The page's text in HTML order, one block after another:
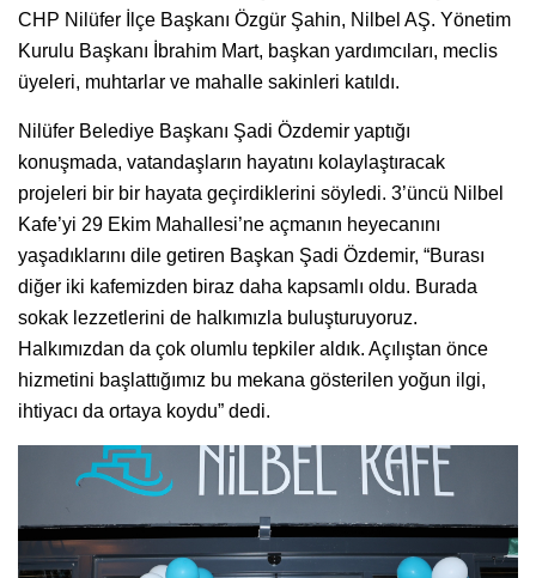
CHP Nilüfer İlçe Başkanı Özgür Şahin, Nilbel AŞ. Yönetim
Kurulu Başkanı İbrahim Mart, başkan yardımcıları, meclis
üyeleri, muhtarlar ve mahalle sakinleri katıldı.
Nilüfer Belediye Başkanı Şadi Özdemir yaptığı
konuşmada, vatandaşların hayatını kolaylaştıracak
projeleri bir bir hayata geçirdiklerini söyledi. 3’üncü Nilbel
Kafe’yi 29 Ekim Mahallesi’ne açmanın heyecanını
yaşadıklarını dile getiren Başkan Şadi Özdemir, “Burası
diğer iki kafemizden biraz daha kapsamlı oldu. Burada
sokak lezzetlerini de halkımızla buluşturuyoruz.
Halkımızdan da çok olumlu tepkiler aldık. Açılıştan önce
hizmetini başlattığımız bu mekana gösterilen yoğun ilgi,
ihtiyacı da ortaya koydu” dedi.